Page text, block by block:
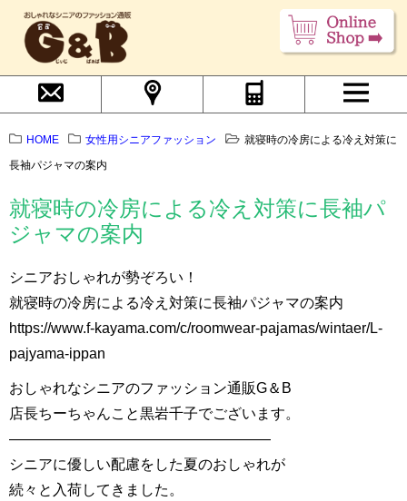
HOME 女性用シニアファッション
就寝時の冷房による冷え対策に
長袖パジャマの案内
就寝時の冷房による冷え対策に長袖パ
ジャマの案内
シニアおしゃれが勢ぞろい！
就寝時の冷房による冷え対策に長袖パジャマの案内
https://www.f-kayama.com/c/roomwear-pajamas/wintaer/L-
pajyama-ippan
おしゃれなシニアのファッション通販G＆B
店長ちーちゃんこと黒岩千子でございます。
——————————————————
シニアに優しい配慮をした夏のおしゃれが
続々と入荷してきました。